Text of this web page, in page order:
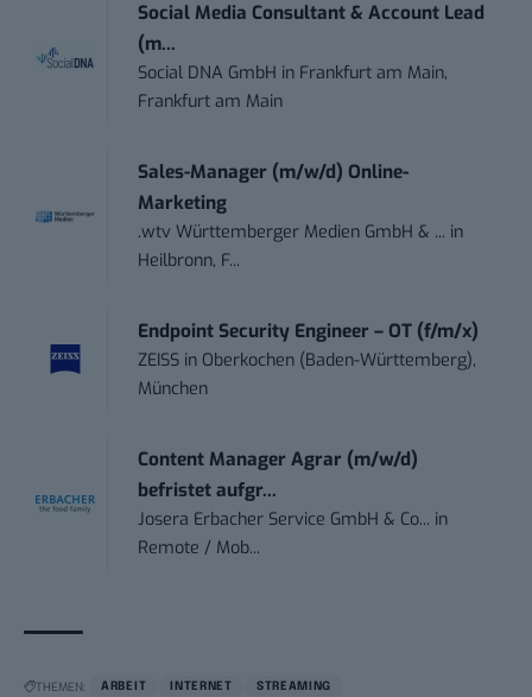
Social Media Consultant & Account Lead
(m...
Social DNA GmbH in Frankfurt am Main,
Frankfurt am Main
Sales-Manager (m/w/d) Online-
Marketing
.wtv Württemberger Medien GmbH & ... in
Heilbronn, F...
Endpoint Security Engineer – OT (f/m/x)
ZEISS in Oberkochen (Baden-Württemberg),
München
Content Manager Agrar (m/w/d)
befristet aufgr...
Josera Erbacher Service GmbH & Co... in
Remote / Mob...
THEMEN: ARBEIT INTERNET STREAMING